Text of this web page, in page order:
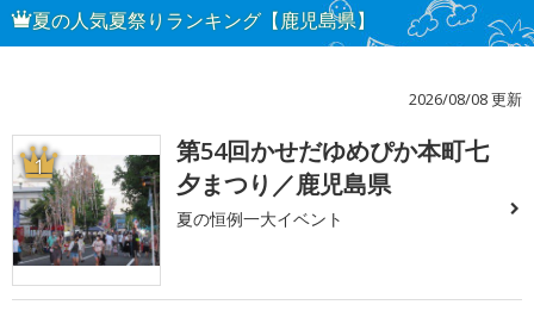
夏の人気夏祭りランキング【鹿児島県】
2026/08/08 更新
1
第54回かせだゆめぴか本町七
夕まつり／鹿児島県
夏の恒例一大イベント